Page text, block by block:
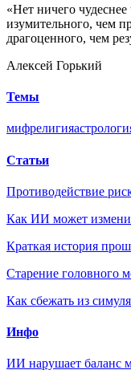
«Нет ничего чудеснее
изумительного, чем
драгоценного, чем
Алексей Горький
Темы
мифрелигия
Статьи
Противодействие
Как ИИ может
Краткая история
Старение головного
Как сбежать из
Инфо
ИИ нарушает баланс